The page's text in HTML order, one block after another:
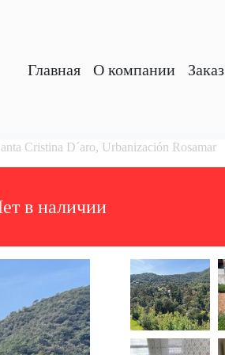
Главная O компании
Cristina D´aro, Urbanización Rosamar
в наличии